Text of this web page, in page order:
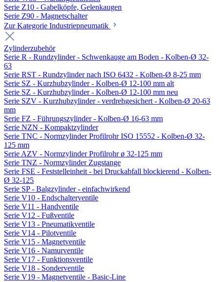
Serie Z10 - Gabelköpfe, Gelenkaugen
Serie Z90 - Magnetschalter
Zur Kategorie Industriepneumatik
Zylinderzubehör
Serie R - Rundzylinder - Schwenkauge am Boden - Kolben-Ø 32-
63
Serie RST - Rundzylinder nach ISO 6432 - Kolben-Ø 8-25 mm
Serie SZ - Kurzhubzylinder - Kolben-Ø 12-100 mm alt
Serie SZ - Kurzhubzylinder - Kolben-Ø 12-100 mm neu
Serie SZV - Kurzhubzylinder - verdrehgesichert - Kolben-Ø 20-63
mm
Serie FZ - Führungszylinder - Kolben-Ø 16-63 mm
Serie NZN - Kompaktzylinder
Serie TNC - Normzylinder Profilrohr ISO 15552 - Kolben-Ø 32-
125 mm
Serie AZV - Normzylinder Profilrohr ø 32-125 mm
Serie TNZ - Normzylinder Zugstange
Serie FSE - Feststelleinheit - bei Druckabfall blockierend - Kolben-
Ø 32-125
Serie SP - Balgzylinder - einfachwirkend
Serie V10 - Endschalterventile
Serie V11 - Handventile
Serie V12 - Fußventile
Serie V13 - Pneumatikventile
Serie V14 - Pilotventile
Serie V15 - Magnetventile
Serie V16 - Namurventile
Serie V17 - Funktionsventile
Serie V18 - Sonderventile
Serie V19 - Magnetventile - Basic-Line